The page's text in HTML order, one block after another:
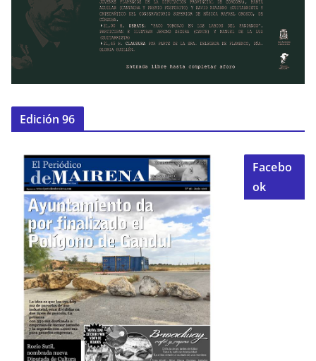
Edición 96
Facebo
ok